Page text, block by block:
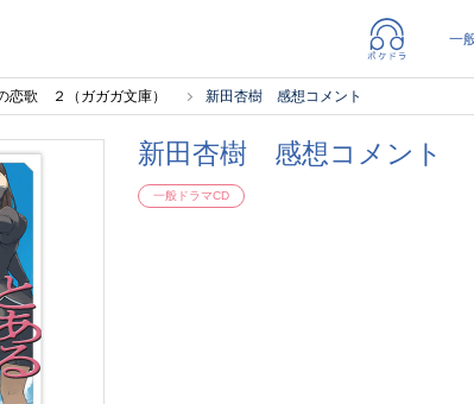
恋歌 ２（ガガガ文庫） 新田杏樹 感想コメント
新田杏樹 感想コメント
一般ドラマCD